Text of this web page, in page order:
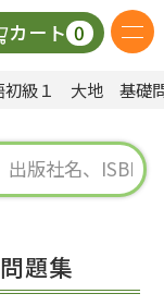
カート 0
の教科書
補助教材
参考書
初級１ 大地 基礎
題集